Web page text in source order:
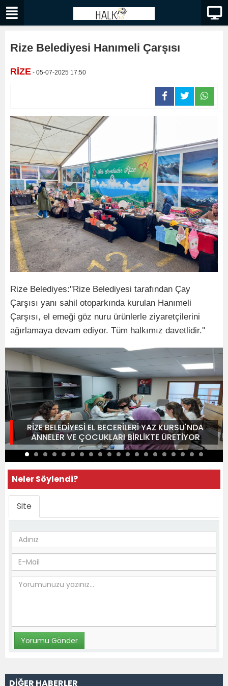
Rize Belediyesi Hanımeli Çarşısı
RİZE - 05-07-2025 17:50
Rize Belediyes:''Rize Belediyesi tarafından Çay
Çarşısı yanı sahil otoparkında kurulan Hanımeli
Çarşısı, el emeği göz nuru ürünlerle ziyaretçilerini
ağırlamaya devam ediyor. Tüm halkımız davetlidir.''
RİZE BELEDİYESİ EL BECERİLERİ YAZ KURSU'NDA
ANNELER VE ÇOCUKLARI BİRLİKTE ÜRETİYOR
Neler Söylendi?
Site
DİĞER HABERLER